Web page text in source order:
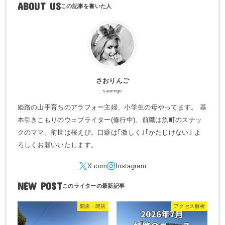
ABOUT US
さおりんご
saoringo
姫路の山手育ちのアラフォー主婦、小学生の母やってます。 基
本引きこもりのウェブライター(修行中)。前職は魚町のスナッ
クのママ。前世は桜えび。口癖は｢激しく｣｢かたじけない｣ よ
ろしくお願いいたします。
NEW POST
開店・閉店 アクセス解析